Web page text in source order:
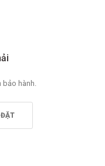
bảo hành.
ĐẶT